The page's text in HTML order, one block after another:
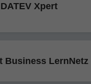
Xpert
Business LernNetz